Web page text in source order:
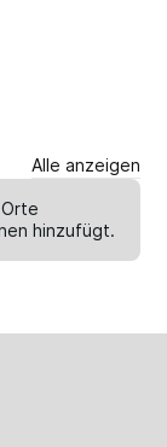
Alle anzeigen
hinzufügt.